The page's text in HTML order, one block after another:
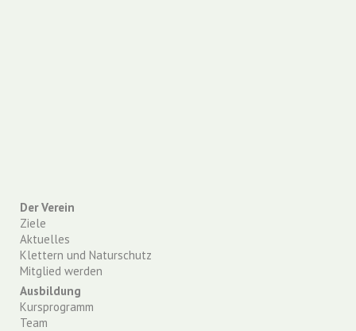
Der Verein
Ziele
Aktuelles
Klettern und Naturschutz
Mitglied werden
Ausbildung
Kursprogramm
Team